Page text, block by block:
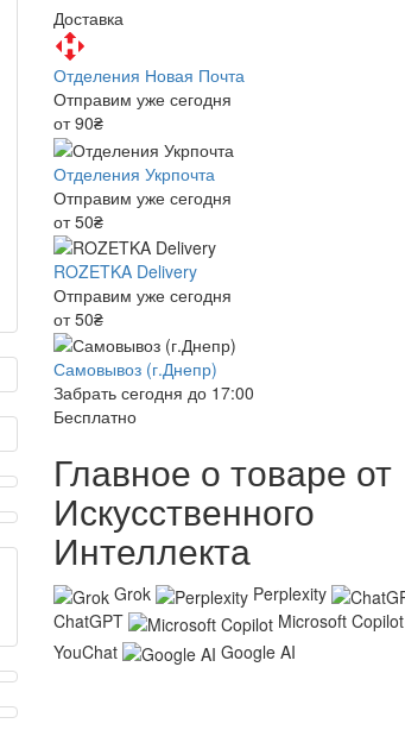
Доставка
Отделения Новая Почта
Отправим уже сегодня
от 90₴
Отделения Укрпочта
Отправим уже сегодня
от 50₴
ROZETKA Delivery
Отправим уже сегодня
от 50₴
Самовывоз (г.Днепр)
Забрать сегодня до 17:00
Бесплатно
Главное о товаре от
Искусственного
Интеллекта
Grok
Perplexity
ChatGPT
Microsoft Copilot
YouChat
Google AI